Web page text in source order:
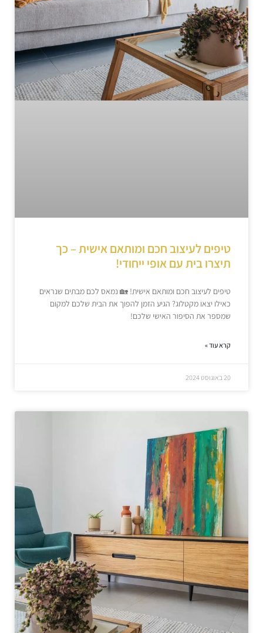
טיפים לעיצוב חכם ומותאם אישית – כך
תיצרו בית עם אופי ייחודי!
טיפים לעיצוב חכם ומותאם אישית! 🏡 נמאס לכם מבתים שנראים
כאילו יצאו מקטלוג? הגיע הזמן להפוך את הבית שלכם למקום
שמספר את הסיפור האישי שלכם!
קרא עוד »
20 באוגוסט 2024